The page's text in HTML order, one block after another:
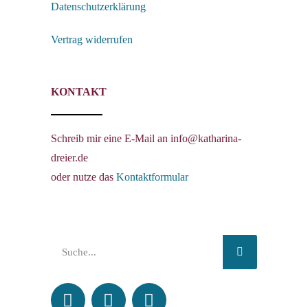
Datenschutzerklärung
Vertrag widerrufen
KONTAKT
Schreib mir eine E-Mail an info@katharina-
dreier.de
oder nutze das Kontaktformular